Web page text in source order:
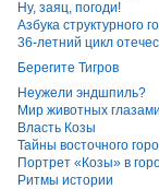
Ну, заяц, погоди!
Азбука структурного
36-летний цикл
Берегите Тигров
Неужели эндшпиль?
Мир животных
Власть Козы
Тайны восточного
Портрет «Козы» в
Ритмы истории